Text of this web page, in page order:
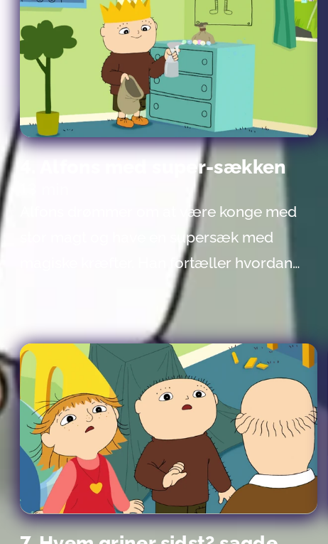
4. Alfons med super-sækken
Alfons drømmer om at være konge med
stor magt og have en supersæk med
magiske kræfter. Han fortæller hvordan
han har afværget en katastrofe og reddet
sit folk. Men undertiden er det vanskelligt
at skille drøm fra virkelighed - hvad han
har gjort og hvad han bare har fundet på?